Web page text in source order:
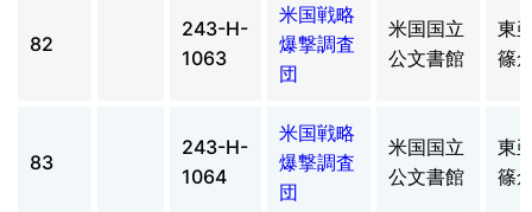
82
243-H-
1063
米国戦略
爆撃調査
団
米国国立
公文書館
東
篠
83
243-H-
1064
米国戦略
爆撃調査
団
米国国立
公文書館
東
篠